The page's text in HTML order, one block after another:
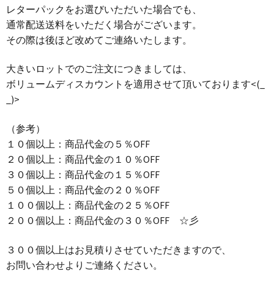
￥ 462,000
レターパックをお選びいただいた場合でも、
通常配送送料をいただく場合がございます。
その際は後ほど改めてご連絡いたします。
大きいロットでのご注文につきましては、
ボリュームディスカウントを適用させて頂いております<(_
_)>
（参考）
１０個以上：商品代金の５％OFF
２０個以上：商品代金の１０％OFF
３０個以上：商品代金の１５％OFF
５０個以上：商品代金の２０％OFF
１００個以上：商品代金の２５％OFF
２００個以上：商品代金の３０％OFF ☆彡
３００個以上はお見積りさせていただきますので、
お問い合わせよりご連絡ください。